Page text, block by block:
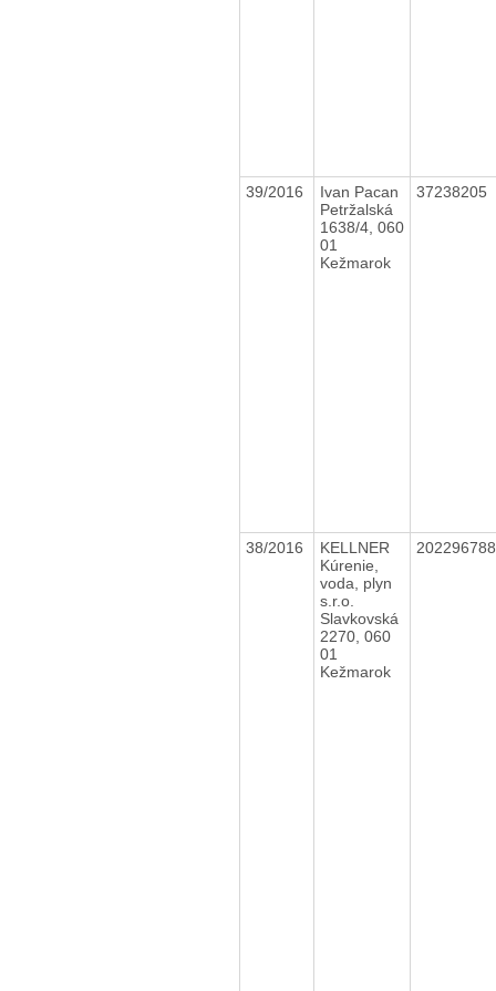
39/2016
Ivan Pacan
Petržalská
1638/4, 060
01
Kežmarok
37238205
38/2016
KELLNER
Kúrenie,
voda, plyn
s.r.o.
Slavkovská
2270, 060
01
Kežmarok